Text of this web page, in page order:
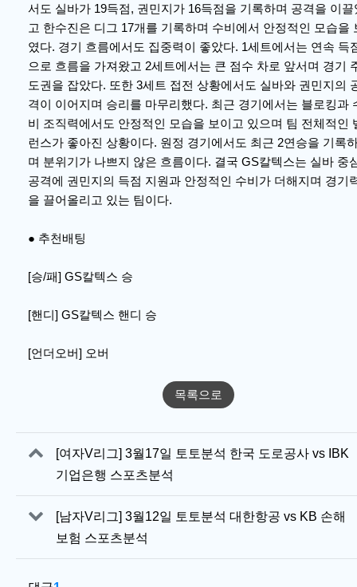
서도 실바가 19득점, 권민지가 16득점을 기록하며 공격을 이끌
고 한수진은 디그 17개를 기록하며 수비에서 안정적인 모습을
였다. 경기 흐름에서도 집중력이 좋았다. 1세트에서는 연속 득
으로 흐름을 가져왔고 2세트에서는 큰 점수 차로 앞서며 경기
도권을 잡았다. 또한 3세트 접전 상황에서도 실바와 권민지의
격이 이어지며 승리를 마무리했다. 최근 경기에서는 블로킹과
비 조직력에서도 안정적인 모습을 보이고 있으며 팀 전체적인
런스가 좋아진 상황이다. 원정 경기에서도 최근 2연승을 기록
며 분위기가 나쁘지 않은 흐름이다. 결국 GS칼텍스는 실바 중
공격에 권민지의 득점 지원과 안정적인 수비가 더해지며 경기
을 끌어올리고 있는 팀이다.
● 추천배팅
[승/패] GS칼텍스 승
[핸디] GS칼텍스 핸디 승
[언더오버] 오버
목록으로
관련자료
[여자V리그] 3월17일 토토분석 한국 도로공사 vs IBK
기업은행 스포츠분석
[남자V리그] 3월12일 토토분석 대한항공 vs KB 손해
보험 스포츠분석